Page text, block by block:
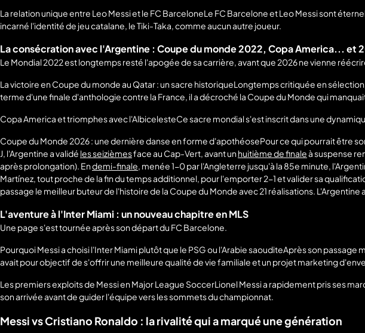
La relation unique entre Leo Messi et le FC BarceloneLe FC Barcelone et Leo Messi sont
incarné l'identité de jeu catalane, le Tiki-Taka, comme aucun autre joueur.
La consécration avec l'Argentine : Coupe du monde 2022, Copa America... et
Le Mondial 2022 est longtemps resté l'apogée de sa carrière, avant que 2026 ne vienne
La victoire en Coupe du monde au Qatar : un sacre historiqueLongtemps critiquée en
terme d'une finale d'anthologie contre la France, il a décroché la Coupe du Monde qui
Copa America et triomphes avec l'AlbicelesteCe sacre mondial s'est inscrit dans une
Coupe du Monde 2026 : une dernière danse en forme d'apothéosePour ce qui pourrait être
J, l'Argentine a validé les seizièmesface au Cap-Vert, avant unhuitième de finaleà suspense
après prolongation). Endemi-finale, menée 1-0 par l'Angleterre jusqu'à la 85e minute,
Martínez, tout proche de la fin du temps additionnel, pour l'emporter 2-1 et valider sa
passage le meilleur buteur de l'histoire de la Coupe du Monde avec 21 réalisations.
L'aventure à l'Inter Miami : un nouveau chapitre en MLS
Une page s'est tournée après son départ du FC Barcelone.
Pourquoi Messi a choisi l'Inter Miami plutôt que le PSG ou l'Arabie saouditeAprès son
avait pour objectif de s'offrir une meilleure qualité de vie familiale et un projet marketing
Les premiers exploits de Messi en Major League SoccerLionel Messi a rapidement pris ses
son arrivée avant de guider l'équipe vers les sommets du championnat.
Messi vs Cristiano Ronaldo : la rivalité qui a marqué une génération